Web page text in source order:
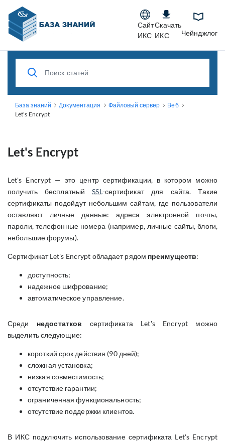
Сайт
ИКС
Скачать
ИКС
Чейнджлог
База знаний Документация Файловый сервер
Веб
Let's Encrypt
Let's Encrypt
Let's Encrypt — это центр сертификации, в котором можно
получить бесплатныйSSL-сертификат для сайта. Такие
сертификаты подойдут небольшим сайтам, где пользователи
оставляют личные данные: адреса электронной почты,
пароли, телефонные номера (например, личные сайты, блоги,
небольшие форумы).
Сертификат Let's Encrypt обладает рядом преимуществ:
доступность;
надежное шифрование;
автоматическое управление.
Среди недостатков сертификата Let's Encrypt можно
выделить следующие:
короткий срок действия (90 дней);
сложная установка;
низкая совместимость;
отсутствие гарантии;
ограниченная функциональность;
отсутствие поддержки клиентов.
В ИКС подключить использование сертификата Let's Encrypt